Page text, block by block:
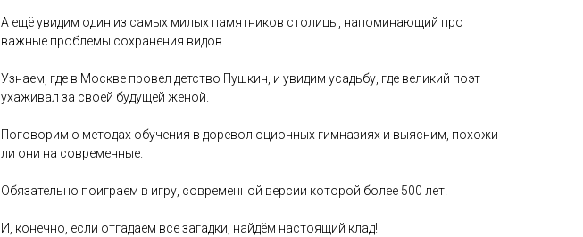
А ещё увидим один из самых милых памятников столицы, напоминающий про
важные проблемы сохранения видов.
Узнаем, где в Москве провел детство Пушкин, и увидим усадьбу, где великий поэт
ухаживал за своей будущей женой.
Поговорим о методах обучения в дореволюционных гимназиях и выясним, похожи
ли они на современные.
Обязательно поиграем в игру, современной версии которой более 500 лет.
И, конечно, если отгадаем все загадки, найдём настоящий клад!